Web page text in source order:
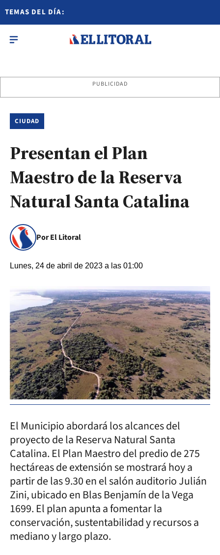
TEMAS DEL DÍA:
PUBLICIDAD
CIUDAD
Presentan el Plan
Maestro de la Reserva
Natural Santa Catalina
Por El Litoral
Lunes, 24 de abril de 2023 a las 01:00
El Municipio abordará los alcances del
proyecto de la Reserva Natural Santa
Catalina. El Plan Maestro del predio de 275
hectáreas de extensión se mostrará hoy a
partir de las 9.30 en el salón auditorio Julián
Zini, ubicado en Blas Benjamín de la Vega
1699. El plan apunta a fomentar la
conservación, sustentabilidad y recursos a
mediano y largo plazo.